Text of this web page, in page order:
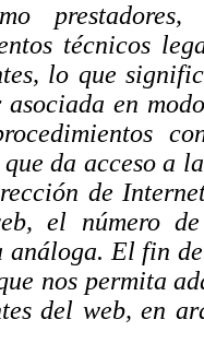
técnicos
lo que
asociada en
da acceso a
de
el número
análoga. El fin
nos permita
del web, en